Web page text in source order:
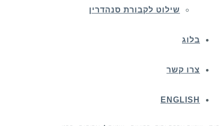
שילוט לקבורת סנהדרין
בלוג
צרו קשר
ENGLISH